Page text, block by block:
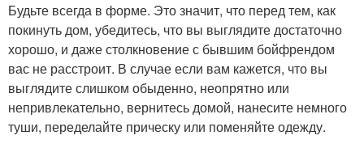
Будьте всегда в форме. Это значит, что перед тем, как
покинуть дом, убедитесь, что вы выглядите достаточно
хорошо, и даже столкновение с бывшим бойфрендом
вас не расстроит. В случае если вам кажется, что вы
выглядите слишком обыденно, неопрятно или
непривлекательно, вернитесь домой, нанесите немного
туши, переделайте прическу или поменяйте одежду.